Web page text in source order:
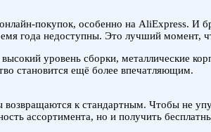
покупок, особенно на AliExpress. И
года недоступны. Это лучший
уровень сборки, металлические
становится ещё более впечатляющим.
возвращаются к стандартным. Чтобы не
ассортимента, но и получить